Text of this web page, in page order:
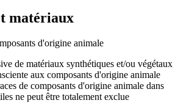
matériaux
d'origine animale
de matériaux synthétiques et/ou végétaux
aux composants d'origine animale
de composants d'origine animale dans
ne peut être totalement exclue